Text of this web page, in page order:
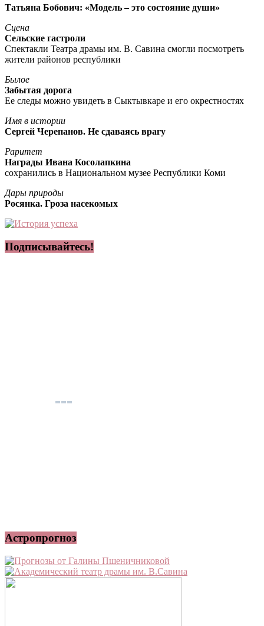
Татьяна Бобович: «Модель – это состояние души»
Сцена
Сельские гастроли
Спектакли Театра драмы им. В. Савина смогли посмотреть
жители районов республики
Былое
Забытая дорога
Ее следы можно увидеть в Сыктывкаре и его окрестностях
Имя в истории
Сергей Черепанов. Не сдаваясь врагу
Раритет
Награды Ивана Косолапкина
сохранились в Национальном музее Республики Коми
Дары природы
Росянка. Гроза насекомых
Подписывайтесь!
Астропрогноз